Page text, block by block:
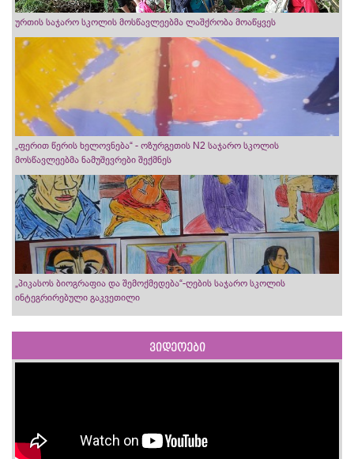
ურთის საჯარო სკოლის მოსწავლეებმა ლაშქრობა მოაწყვეს
„ფერით წერის ხელოვნება“ - ოზურგეთის N2 საჯარო სკოლის
მოსწავლეებმა ნამუშევრები შექმნეს
„პიკასოს ბიოგრაფია და შემოქმედება“-ღების საჯარო სკოლის
ინტეგრირებული გაკვეთილი
ვიდეოები